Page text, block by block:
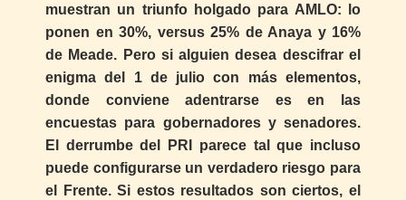
muestran un triunfo holgado para AMLO: lo
ponen en 30%, versus 25% de Anaya y 16%
de Meade. Pero si alguien desea descifrar el
enigma del 1 de julio con más elementos,
donde conviene adentrarse es en las
encuestas para gobernadores y senadores.
El derrumbe del PRI parece tal que incluso
puede configurarse un verdadero riesgo para
el Frente. Si estos resultados son ciertos, el